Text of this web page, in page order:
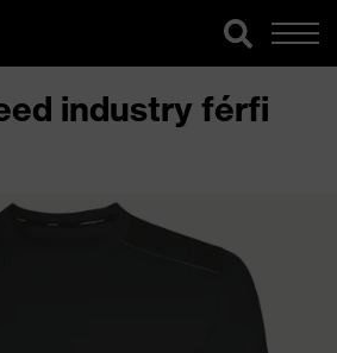
industry férfi